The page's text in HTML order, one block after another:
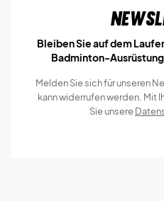
Bleiben Sie auf dem
Badminton-
Melden Sie sich für unseren
kann widerrufen werden. Mit
Sie unsere